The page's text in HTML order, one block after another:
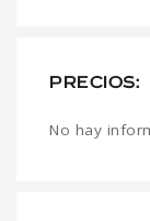
PRECIOS:
No hay